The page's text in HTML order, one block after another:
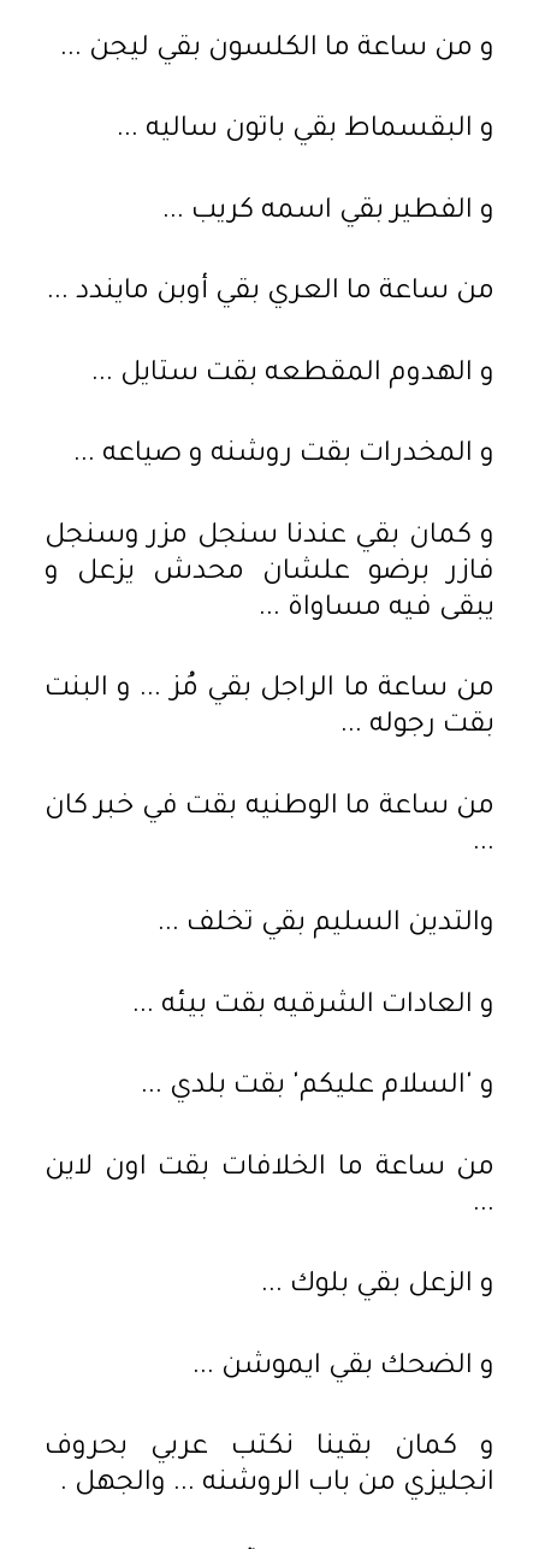
و من ساعة ما الكلسون بقي ليجن ...
و البقسماط بقي باتون ساليه ...
و الفطير بقي اسمه كريب ...
من ساعة ما العري بقي أوبن مايندد ...
و الهدوم المقطعه بقت ستايل ...
و المخدرات بقت روشنه و صياعه ...
و كمان بقي عندنا سنجل مزر وسنجل
فازر برضو علشان محدش يزعل و
يبقى فيه مساواة ...
من ساعة ما الراجل بقي مُز ... و البنت
بقت رجوله ...
من ساعة ما الوطنيه بقت في خبر كان
...
والتدين السليم بقي تخلف ...
و العادات الشرقيه بقت بيئه ...
و 'السلام عليكم' بقت بلدي ...
من ساعة ما الخلافات بقت اون لاين
...
و الزعل بقي بلوك ...
و الضحك بقي ايموشن ...
و كمان بقينا نكتب عربي بحروف
انجليزي من باب الروشنه ... والجهل .